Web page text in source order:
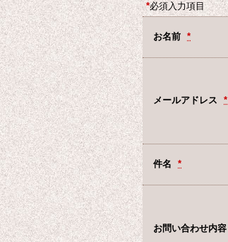
*必須入力項目
お名前 *
メールアドレス *
件名 *
お問い合わせ内容